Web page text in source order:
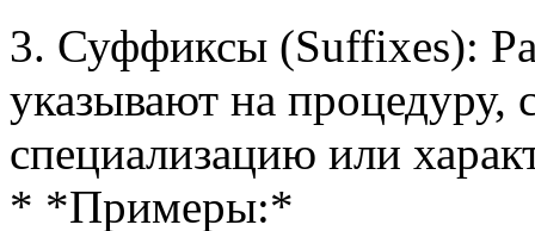
3. Суффиксы (Suffixes):
указывают на процедуру,
специализацию или
* *Примеры:*